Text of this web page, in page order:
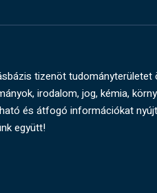
tizenöt
irodalom, jog, kémia,
és átfogó információkat
együtt!